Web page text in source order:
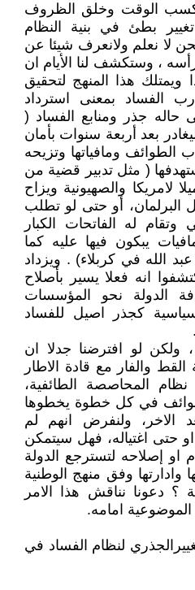
الوقت وخلق الظروف
بطئ في بنية النظام
لا نعلم ولانعرف شيئا عن
، وستكشف لنا الأيام ان
ويمتلك هذا المنهج لتحقيق
الفساد بمعنى استرداد
حاله جذر ومنابع الفساد (
بعد أربعة سنوات بأمان
الطوائف ومافياتها وتزيحه
( مثل تدبير قضية من
لامريكا والصهيونية ويزاح
البرلمان، أو حتى لو تطلب
وتقام له الفاتحات الكبار
يبكون فيها عليه كما
الله في كربلاء) . ويزداد
انه فعلا يسير بأصلاح
الدولة نحو المؤسسات
كجذر اصيل للفساد
ولكن لو افترضنا جدلا ان
والفار مع قادة الاطار
المحاصصة الطائفية،
في كل خطوة يخطوها
الاخر، ولنفرض انهم لم
حتى اغتياله، فهل سيتمكن
او إصلاحه لتسترجع الدولة
وادارتها وفق منهج الوطنية
؟ دعونا نناقش هذا الامر
امامه.
لنظام الفساد في